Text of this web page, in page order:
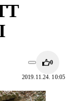
0
2019.11.24. 10:05